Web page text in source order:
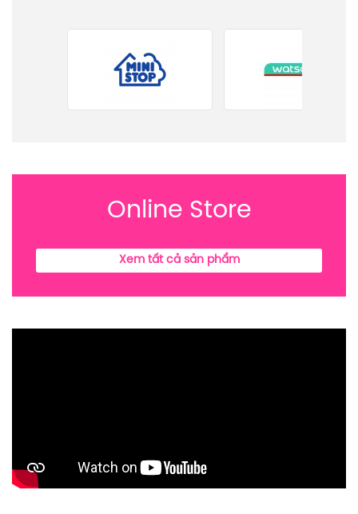
Online Store
Xem tất cả sản phẩm